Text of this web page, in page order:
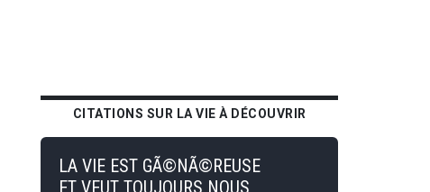
CITATIONS SUR LA VIE À DÉCOUVRIR
LA VIE EST GÃ©NÃ©REUSE
ET VEUT TOUJOURS NOUS